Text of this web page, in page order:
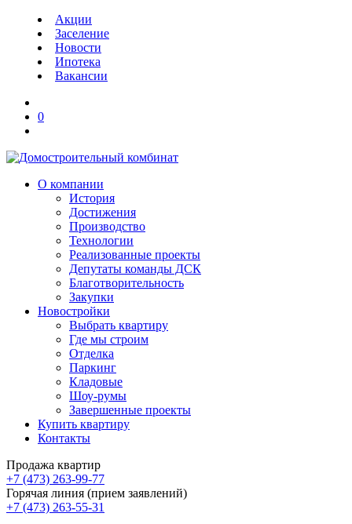
Акции
Заселение
Новости
Ипотека
Вакансии
0
О компании
История
Достижения
Производство
Технологии
Реализованные проекты
Депутаты команды ДСК
Благотворительность
Закупки
Новостройки
Выбрать квартиру
Где мы строим
Отделка
Паркинг
Кладовые
Шоу-румы
Завершенные проекты
Купить квартиру
Контакты
Продажа квартир
+7 (473) 263-99-77
Горячая линия (прием заявлений)
+7 (473) 263-55-31